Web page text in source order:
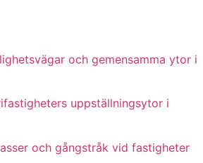
och gemensamma ytor i
uppställningsytor i
och gångstråk vid fastigheter